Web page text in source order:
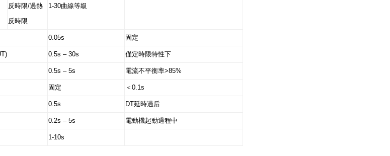
反時限/過熱
反時限
1-30曲線等級
0.05s 固定
0.5s – 30s 僅定時限特性下
0.5s – 5s 電流不平衡率>85%
固定 ＜0.1s
0.5s DT延時過后
0.2s – 5s 電動機起動過程中
1-10s